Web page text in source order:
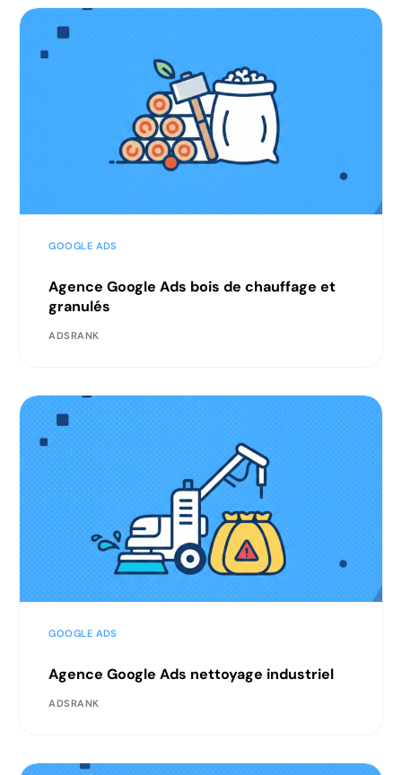
GOOGLE ADS
Agence Google Ads bois de chauffage et
granulés
ADSRANK
GOOGLE ADS
Agence Google Ads nettoyage industriel
ADSRANK